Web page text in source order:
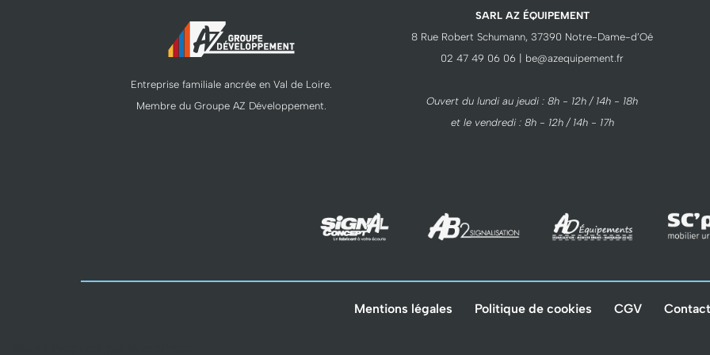
Entreprise familiale ancrée en Val de Loire.
Membre du Groupe AZ Développement.
SARL AZ ÉQUIPEMENT
8 Rue Robert Schumann, 37390 Notre-Dame-d’Oé
02 47 49 06 06 | be@azequipement.fr
Ouvert du lundi au jeudi : 8h - 12h / 14h - 18h
et le vendredi : 8h - 12h / 14h - 17h
Mentions légales Politique de cookies CGV Contact